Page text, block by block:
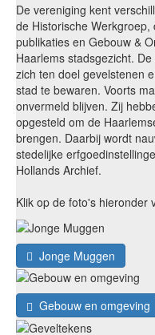
De vereniging kent
de Historische
publikaties en Gebouw &
Haarlems stadsgezicht.
zich ten doel gevelstenen
stad te bewaren. Voorts
onvermeld blijven. Zij
opgesteld om de
brengen. Daarbij wordt
stedelijke
Hollands Archief.
Klik op de foto's hieronder
Jonge Muggen
Gebouw en omgeving